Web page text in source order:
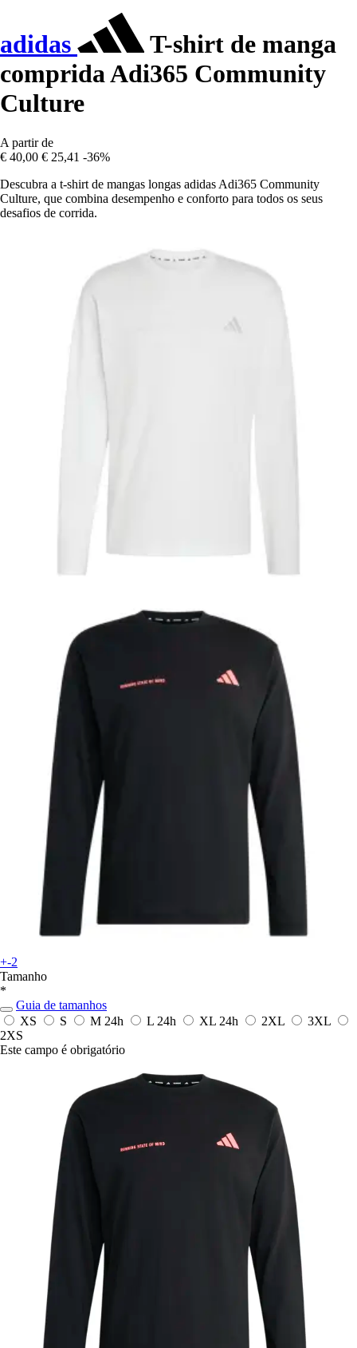
adidas
T-shirt de manga
comprida Adi365 Community
Culture
A partir de
€ 40,00 € 25,41 -36%
Descubra a t-shirt de mangas longas adidas Adi365 Community
Culture, que combina desempenho e conforto para todos os seus
desafios de corrida.
+-2
Tamanho
*
Guia de tamanhos
XS
S M 24h L 24h XL 24h 2XL
3XL
2XS
Este campo é obrigatório